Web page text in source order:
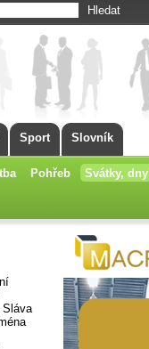
Sport Slovník
Pohřeb
Svátky, dny